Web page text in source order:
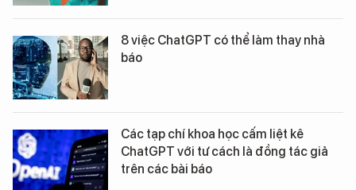
8 việc ChatGPT có thể làm thay nhà
báo
Các tạp chí khoa học cấm liệt kê
ChatGPT với tư cách là đồng tác giả
trên các bài báo